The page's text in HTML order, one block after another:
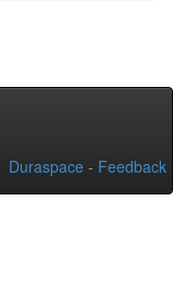
Duraspace - Feedback